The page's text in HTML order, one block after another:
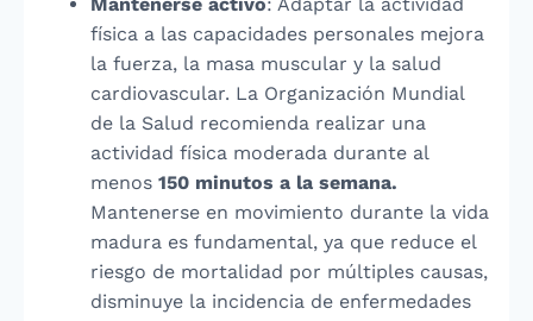
física a las capacidades personales mejora
la fuerza, la masa muscular y la salud
cardiovascular. La Organización Mundial
de la Salud recomienda realizar una
actividad física moderada durante al
menos 150 minutos a la semana.
Mantenerse en movimiento durante la vida
madura es fundamental, ya que reduce el
riesgo de mortalidad por múltiples causas,
disminuye la incidencia de enfermedades